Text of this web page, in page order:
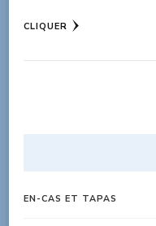
CLIQUER
EN-CAS ET TAPAS